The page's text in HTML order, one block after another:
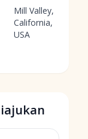
Mill Valley,
California,
USA